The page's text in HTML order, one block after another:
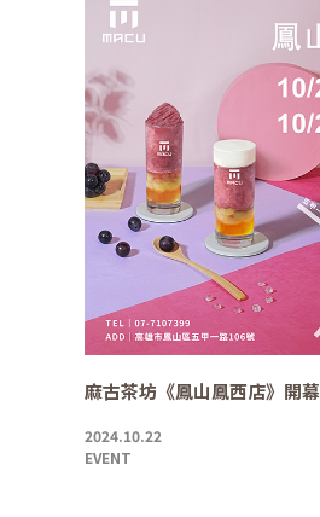
麻古茶坊《鳳山鳳西店》開幕
2024.10.22
EVENT